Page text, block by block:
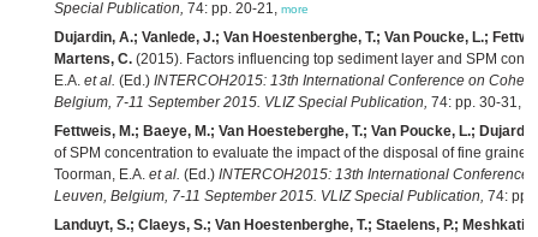
Special Publication, 74: pp. 20-21, more
Dujardin, A.; Vanlede, J.; Van Hoestenberghe, T.; Van Poucke, L.;
Martens, C. (2015). Factors influencing top sediment layer and SPM
E.A. et al. (Ed.) INTERCOH2015: 13th International Conference on
Belgium, 7-11 September 2015. VLIZ Special Publication, 74: pp. 30-31,
Fettweis, M.; Baeye, M.; Van Hoesteberghe, T.; Van Poucke, L.;
of SPM concentration to evaluate the impact of the disposal of fine
Toorman, E.A. et al. (Ed.) INTERCOH2015: 13th International Conference
Leuven, Belgium, 7-11 September 2015. VLIZ Special Publication, 74: pp.
Landuyt, S.; Claeys, S.; Van Hoestenberghe, T.; Staelens, P.; Meshkati